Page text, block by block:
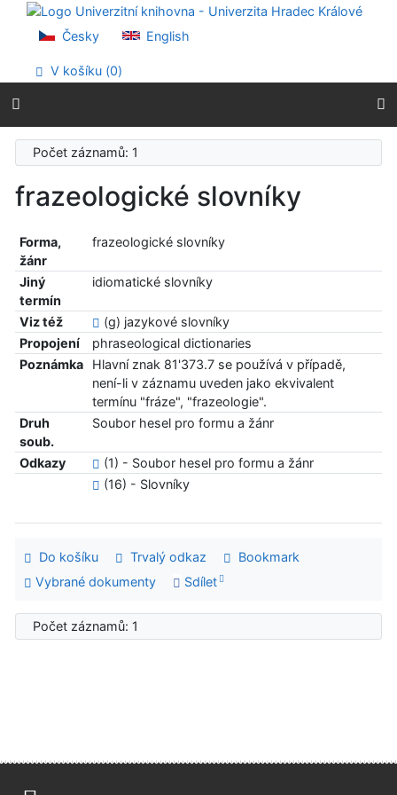
Přejít na obsah
Přejít na menu
Prohlášení o webové přístupnosti
Česky English
V košíku (0)
Počet záznamů: 1
frazeologické slovníky
Forma,
žánr
frazeologické slovníky
Jiný
termín
idiomatické slovníky
Viz též
(g) jazykové slovníky
Propojení
phraseological dictionaries
Poznámka
Hlavní znak 81'373.7 se používá v případě,
není-li v záznamu uveden jako ekvivalent
termínu "fráze", "frazeologie".
Druh
soub.
Soubor hesel pro formu a žánr
Odkazy
(1) - Soubor hesel pro formu a žánr
(16) - Slovníky
Do košíku Trvalý odkaz
Bookmark
Vybrané dokumenty
Sdílet
Počet záznamů: 1